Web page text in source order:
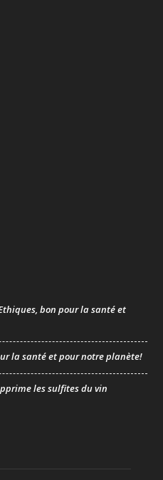
bon pour la santé et
la santé et pour notre planète!
les sulfites du vin